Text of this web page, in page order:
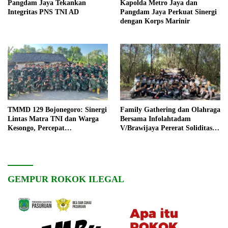
Pangdam Jaya Tekankan
Integritas PNS TNI AD
Kapolda Metro Jaya dan
Pangdam Jaya Perkuat Sinergi
dengan Korps Marinir
TMMD 129 Bojonegoro: Sinergi
Lintas Matra TNI dan Warga
Kesongo, Percepat
Family Gathering dan Olahraga
Bersama Infolahtadam
V/Brawijaya Pererat Soliditas
GEMPUR ROKOK ILEGAL